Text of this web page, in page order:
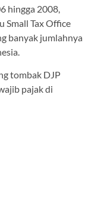
hingga 2008,
Small Tax Office
banyak jumlahnya
tombak DJP
pajak di